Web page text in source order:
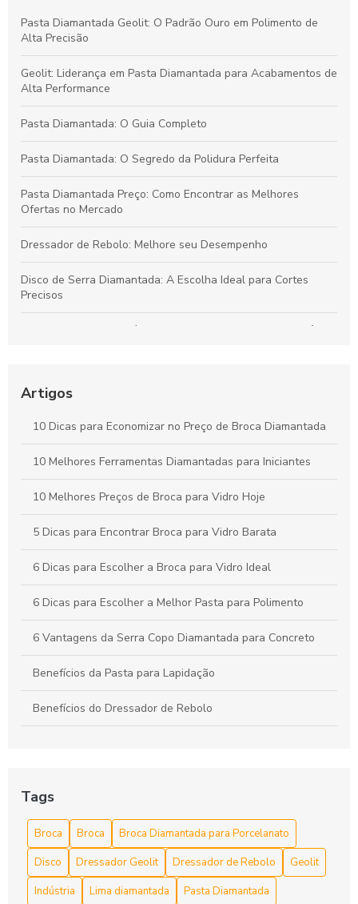
Pasta Diamantada Geolit: O Padrão Ouro em Polimento de
Alta Precisão
Geolit: Liderança em Pasta Diamantada para Acabamentos de
Alta Performance
Pasta Diamantada: O Guia Completo
Pasta Diamantada: O Segredo da Polidura Perfeita
Pasta Diamantada Preço: Como Encontrar as Melhores
Ofertas no Mercado
Dressador de Rebolo: Melhore seu Desempenho
Disco de Serra Diamantada: A Escolha Ideal para Cortes
Precisos
Dressador de Rebolo é fundamental para garantir a eficiência
Seus Projetos
Como Escolher a Broca para Furação em Vidro Ideal para
Seus Projetos
Artigos
10 Dicas para Economizar no Preço de Broca Diamantada
10 Melhores Ferramentas Diamantadas para Iniciantes
10 Melhores Preços de Broca para Vidro Hoje
5 Dicas para Encontrar Broca para Vidro Barata
6 Dicas para Escolher a Broca para Vidro Ideal
6 Dicas para Escolher a Melhor Pasta para Polimento
6 Vantagens da Serra Copo Diamantada para Concreto
Benefícios da Pasta para Lapidação
Benefícios do Dressador de Rebolo
Broca diamantada para concreto preço acessível
Broca diamantada para concreto preço acessível e dicas de
compra
Broca diamantada para concreto preço e vantagens
Tags
Broca Broca
Broca Diamantada para Porcelanato
Disco
Dressador Geolit Dressador de Rebolo
Geolit
Indústria
Lima diamantada
Pasta Diamantada